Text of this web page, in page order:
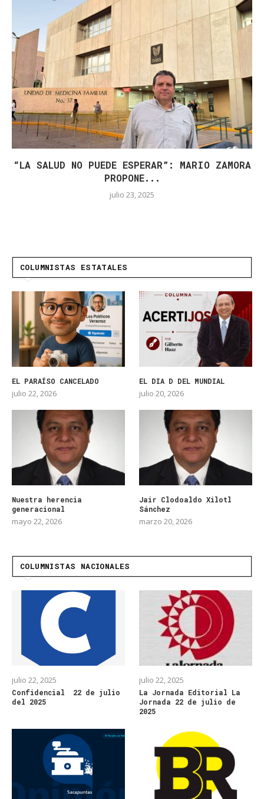
“LA SALUD NO PUEDE ESPERAR”: MARIO ZAMORA
PROPONE...
julio 23, 2025
COLUMNISTAS ESTATALES
EL PARAÍSO CANCELADO
julio 22, 2026
EL DIA D DEL MUNDIAL
julio 20, 2026
Nuestra herencia
generacional
mayo 22, 2026
Jair Clodoaldo Xilotl
Sánchez
marzo 20, 2026
COLUMNISTAS NACIONALES
julio 22, 2025
Confidencial 22 de julio
del 2025
julio 22, 2025
La Jornada Editorial La
Jornada 22 de julio de
2025